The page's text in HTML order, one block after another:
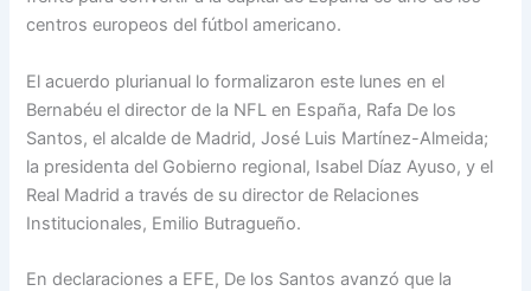
centros europeos del fútbol americano.
El acuerdo plurianual lo formalizaron este lunes en el
Bernabéu el director de la NFL en España, Rafa De los
Santos, el alcalde de Madrid, José Luis Martínez-Almeida;
la presidenta del Gobierno regional, Isabel Díaz Ayuso, y el
Real Madrid a través de su director de Relaciones
Institucionales, Emilio Butragueño.
En declaraciones a EFE, De los Santos avanzó que la